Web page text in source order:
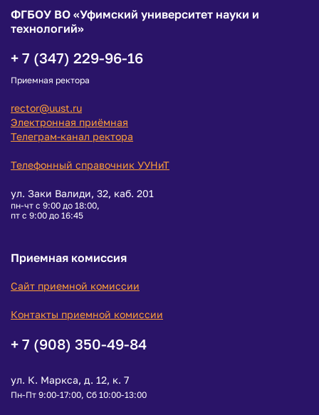
ФГБОУ ВО «Уфимский университет науки и
технологий»
+ 7 (347) 229-96-16
Приемная ректора
rector@uust.ru
Электронная приёмная
Телеграм-канал ректора
Телефонный справочник УУНиТ
ул. Заки Валиди, 32, каб. 201
пн-чт с 9:00 до 18:00,
пт с 9:00 до 16:45
Приемная комиссия
Сайт приемной комиссии
Контакты приемной комиссии
+ 7 (908) 350-49-84
ул. К. Маркса, д. 12, к. 7
Пн-Пт 9:00-17:00, Сб 10:00-13:00